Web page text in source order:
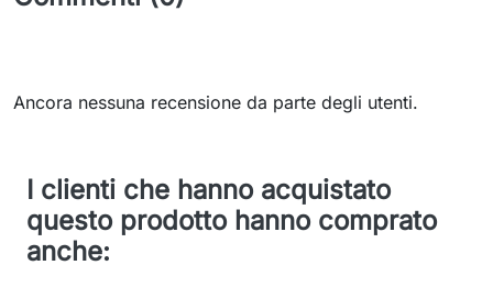
Ancora nessuna recensione da parte degli utenti.
I clienti che hanno acquistato
questo prodotto hanno comprato
anche: